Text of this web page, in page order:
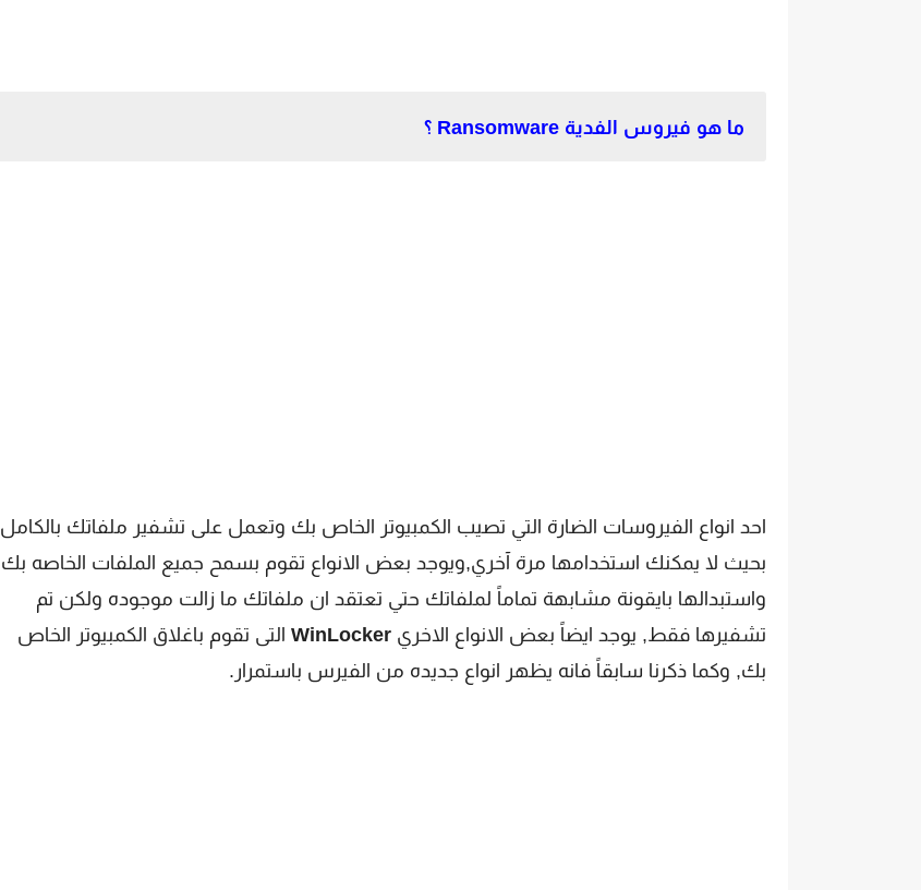
ما هو فيروس الفدية Ransomware ؟
احد انواع الفيروسات الضارة التي تصيب الكمبيوتر الخاص بك وتعمل على تشفير ملفاتك بالكامل
بحيث لا يمكنك استخدامها مرة آخري,ويوجد بعض الانواع تقوم بسمح جميع الملفات الخاصه بك
واستبدالها بايقونة مشابهة تماماً لملفاتك حتي تعتقد ان ملفاتك ما زالت موجوده ولكن تم
تشفيرها فقط, يوجد ايضاً بعض الانواع الاخري WinLocker التى تقوم باغلاق الكمبيوتر الخاص
بك, وكما ذكرنا سابقاً فانه يظهر انواع جديده من الفيرس باستمرار.